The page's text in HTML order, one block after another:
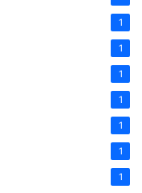
1
1
1
1
1
1
1